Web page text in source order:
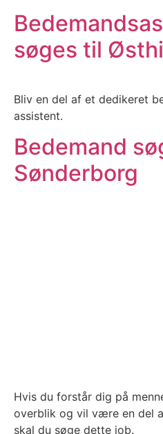
søges til
Bliv en del af et dedikeret
assistent.
Bedemand
Sønderborg
Hvis du forstår dig på
overblik og vil være en del
skal du søge dette job.